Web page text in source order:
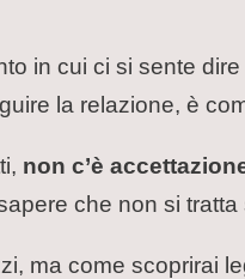
in cui ci si sente
la relazione, è
non c’è
che non si
ma come scoprirai